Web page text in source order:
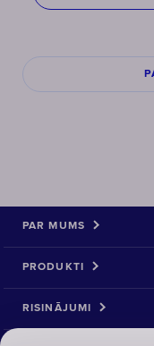
PAR MUMS
PRODUKTI
RISINĀJUMI